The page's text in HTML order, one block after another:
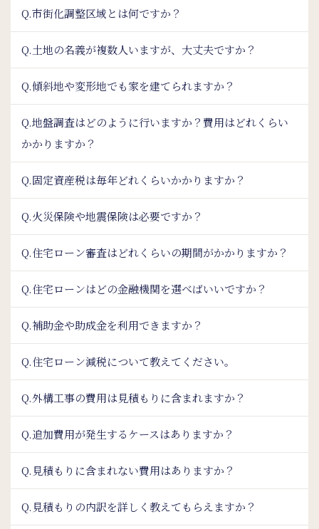
Q.市街化調整区域とは何ですか？
Q.土地の名義が複数人いますが、大丈夫ですか？
Q.傾斜地や変形地でも家を建てられますか？
Q.地盤調査はどのように行いますか？費用はどれくらい
かかりますか？
Q.固定資産税は毎年どれくらいかかりますか？
Q.火災保険や地震保険は必要ですか？
Q.住宅ローン審査はどれくらいの期間がかかりますか？
Q.住宅ローンはどの金融機関を選べばいいですか？
Q.補助金や助成金を利用できますか？
Q.住宅ローン減税について教えてください。
Q.外構工事の費用は見積もりに含まれますか？
Q.追加費用が発生するケースはありますか？
Q.見積もりに含まれない費用はありますか？
Q.見積もりの内訳を詳しく教えてもらえますか？